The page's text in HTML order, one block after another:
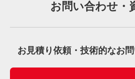
お問い合わせ・
お見積り依頼・技術的なお